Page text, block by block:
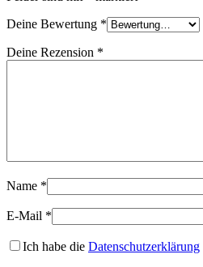
Deine Bewertung *
Deine Rezension *
Name *
E-Mail *
Ich habe die Datenschutzerklärung